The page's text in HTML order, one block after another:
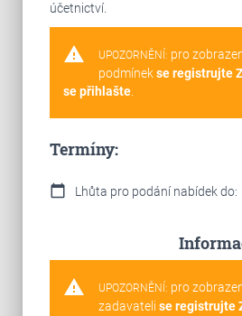
účetnictví.
warning UPOZORNĚNÍ: pro
podmínekse registrujte
se přihlašte.
Termíny:
calendar_today Lhůta pro podání nabídek do:
warning UPOZORNĚNÍ: pro
zadavateli se registrujte